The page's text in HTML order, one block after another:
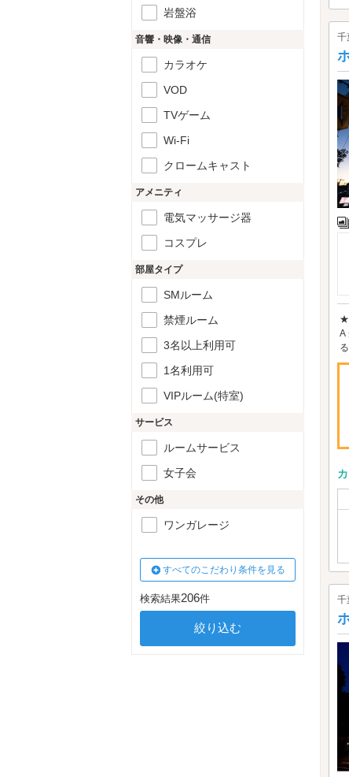
千
★
A
千
岩盤浴
音響・映像・通信
カラオケ
VOD
TVゲーム
Wi-Fi
クロームキャスト
アメニティ
電気マッサージ器
コスプレ
部屋タイプ
SMルーム
禁煙ルーム
3名以上利用可
1名利用可
VIPルーム(特室)
サービス
ルームサービス
女子会
その他
ワンガレージ
すべてのこだわり条件を見る
検索結果206件